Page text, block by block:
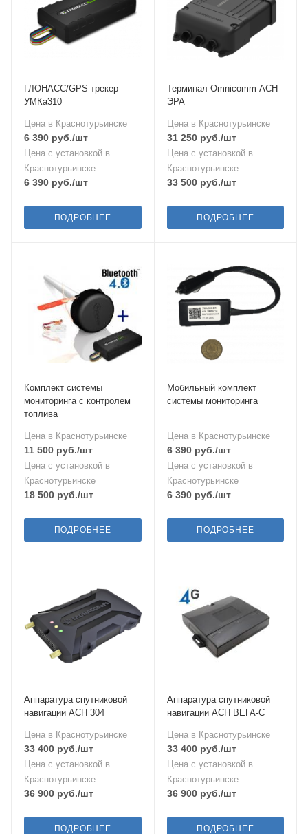
ГЛОНАСС/GPS трекер
УМКа310
Цена в Краснотурьинске
6 390 руб./шт
Цена с установкой в
Краснотурьинске
6 390 руб./шт
ПОДРОБНЕЕ
Терминал Omnicomm АСН
ЭРА
Цена в Краснотурьинске
31 250руб./шт
Цена с установкой в
Краснотурьинске
33 500руб./шт
ПОДРОБНЕЕ
Комплект системы
мониторинга с контролем
топлива
Цена в Краснотурьинске
11 500 руб./шт
Цена с установкой в
Краснотурьинске
18 500 руб./шт
ПОДРОБНЕЕ
Мобильный комплект
системы мониторинга
Цена в Краснотурьинске
6 390руб./шт
Цена с установкой в
Краснотурьинске
6 390руб./шт
ПОДРОБНЕЕ
Аппаратура спутниковой
навигации АСН 304
Цена в Краснотурьинске
33 400 руб./шт
Цена с установкой в
Краснотурьинске
36 900 руб./шт
ПОДРОБНЕЕ
Аппаратура спутниковой
навигации АСН ВЕГА-С
Цена в Краснотурьинске
33 400руб./шт
Цена с установкой в
Краснотурьинске
36 900руб./шт
ПОДРОБНЕЕ